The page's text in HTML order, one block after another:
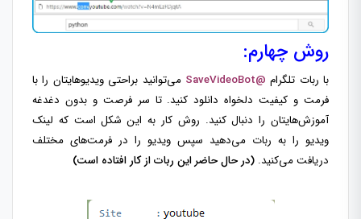
روش چهارم:
با ربات تلگرام @SaveVideoBot
می‌توانید براحتی ویدیوهایتان را با
فرمت و کیفیت دلخواه دانلود کنید. تا سر فرصت و بدون دغدغه
آموزش‌هایتان را دنبال کنید. روش کار به این شکل است که لینک
ویدیو را به ربات می‌دهید سپس ویدیو را در فرمت‌های مختلف
دریافت می‌کنید. (در حال حاضر این ربات از کار افتاده است)